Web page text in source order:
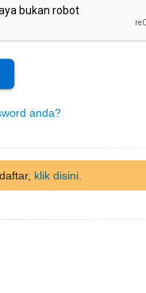
anda?
klik disini.